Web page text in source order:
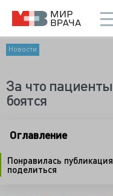
Новости
За что
боятся
Оглавление
Понравилась
поделиться